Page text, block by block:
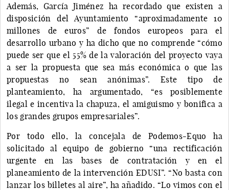
Además, García Jiménez ha recordado que existen a
disposición del Ayuntamiento “aproximadamente 10
millones de euros” de fondos europeos para el
desarrollo urbano y ha dicho que no comprende “cómo
puede ser que el 55% de la valoración del proyecto vaya
a ser la propuesta que sea más económica o que las
propuestas no sean anónimas”. Este tipo de
planteamiento, ha argumentado, “es posiblemente
ilegal e incentiva la chapuza, el amiguismo y bonifica a
los grandes grupos empresariales”.
Por todo ello, la concejala de Podemos-Equo ha
solicitado al equipo de gobierno “una rectificación
urgente en las bases de contratación y en el
planeamiento de la intervención EDUSI”. “No basta con
lanzar los billetes al aire”, ha añadido. “Lo vimos con el